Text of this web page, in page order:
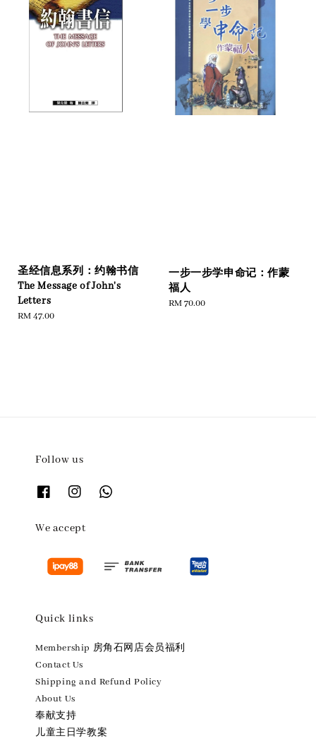
圣经信息系列：约翰书信
The Message of John's
Letters
Regular
RM 47.00
一步一步学申命记：作蒙
福人
Regular
RM 70.00
Follow us
We accept
Quick links
Membership 房角石网店会员福利
Contact Us
Shipping and Refund Policy
About Us
奉献支持
儿童主日学教案